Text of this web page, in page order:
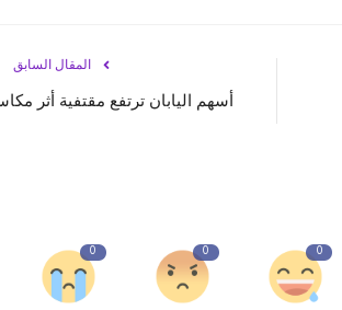
المقال السابق
أسهم اليابان ترتفع مقتفية أثر
0
0
0